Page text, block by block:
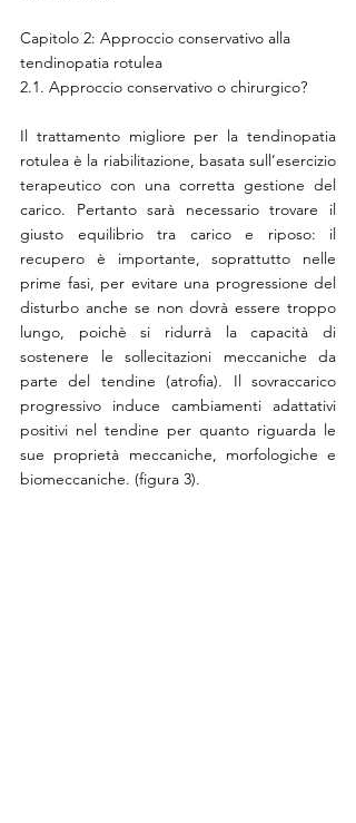
Capitolo 2: Approccio conservativo alla
tendinopatia rotulea
2.1. Approccio conservativo o chirurgico?
Il trattamento migliore per la tendinopatia
rotulea è la riabilitazione, basata sull’esercizio
terapeutico con una corretta gestione del
carico. Pertanto sarà necessario trovare il
giusto equilibrio tra carico e riposo: il
recupero è importante, soprattutto nelle
prime fasi, per evitare una progressione del
disturbo anche se non dovrà essere troppo
lungo, poichè si ridurrà la capacità di
sostenere le sollecitazioni meccaniche da
parte del tendine (atrofia). Il sovraccarico
progressivo induce cambiamenti adattativi
positivi nel tendine per quanto riguarda le
sue proprietà meccaniche, morfologiche e
biomeccaniche. (figura 3).